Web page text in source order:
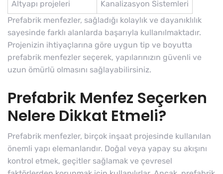
Altyapı projeleri
Kanalizasyon Sistemleri
Prefabrik menfezler, sağladığı kolaylık ve dayanıklılık
sayesinde farklı alanlarda başarıyla kullanılmaktadır.
Projenizin ihtiyaçlarına göre uygun tip ve boyutta
prefabrik menfezler seçerek, yapılarınızın güvenli ve
uzun ömürlü olmasını sağlayabilirsiniz.
Prefabrik Menfez Seçerken
Nelere Dikkat Etmeli?
Prefabrik menfezler, birçok inşaat projesinde kullanılan
önemli yapı elemanlarıdır. Doğal veya yapay su akışını
kontrol etmek, geçitler sağlamak ve çevresel